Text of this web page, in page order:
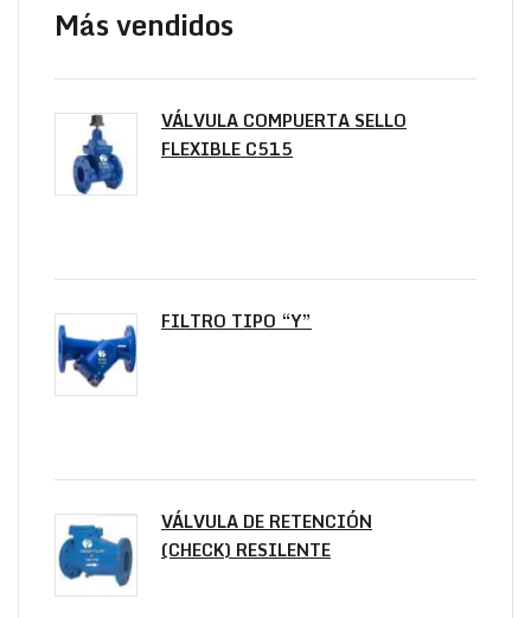
Más vendidos
VÁLVULA COMPUERTA SELLO
FLEXIBLE C515
FILTRO TIPO “Y”
VÁLVULA DE RETENCIÓN
(CHECK) RESILENTE